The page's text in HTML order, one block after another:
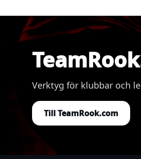
Verktyg för klubbar och
Till TeamRook.com